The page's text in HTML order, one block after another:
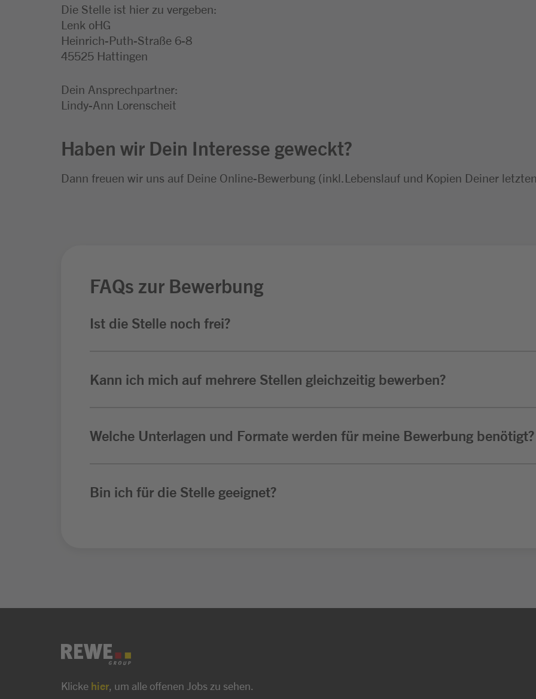
Die Stelle ist hier zu vergeben:
Lenk oHG
Heinrich-Puth-Straße 6-8
45525 Hattingen
Dein Ansprechpartner:
Lindy-Ann Lorenscheit
Haben wir Dein Interesse geweckt?
Dann freuen wir uns auf Deine Online-Bewerbung (inkl.Lebenslauf und Kopien Deiner
FAQs zur Bewerbung
Ist die Stelle noch frei?
Kann ich mich auf mehrere Stellen gleichzeitig bewerben?
Welche Unterlagen und Formate werden für meine Bewerbung benötigt?
Bin ich für die Stelle geeignet?
Klicke hier , um alle offenen Jobs zu sehen.